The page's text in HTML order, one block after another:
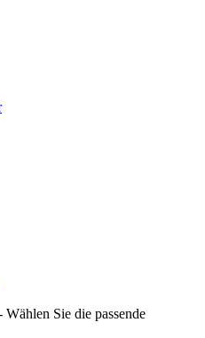
Sie die passende